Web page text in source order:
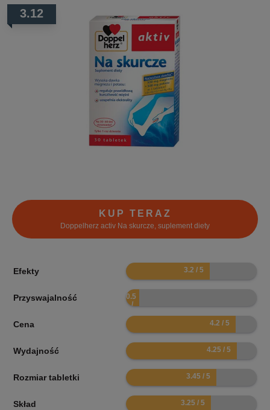
3.12
KUP TERAZ
Doppelherz activ Na skurcze, suplement diety
Efekty 6.4
Przyswajalność 1
Cena 8.4
Wydajność 8.5
Rozmiar tabletki 6.9
Skład 6.5